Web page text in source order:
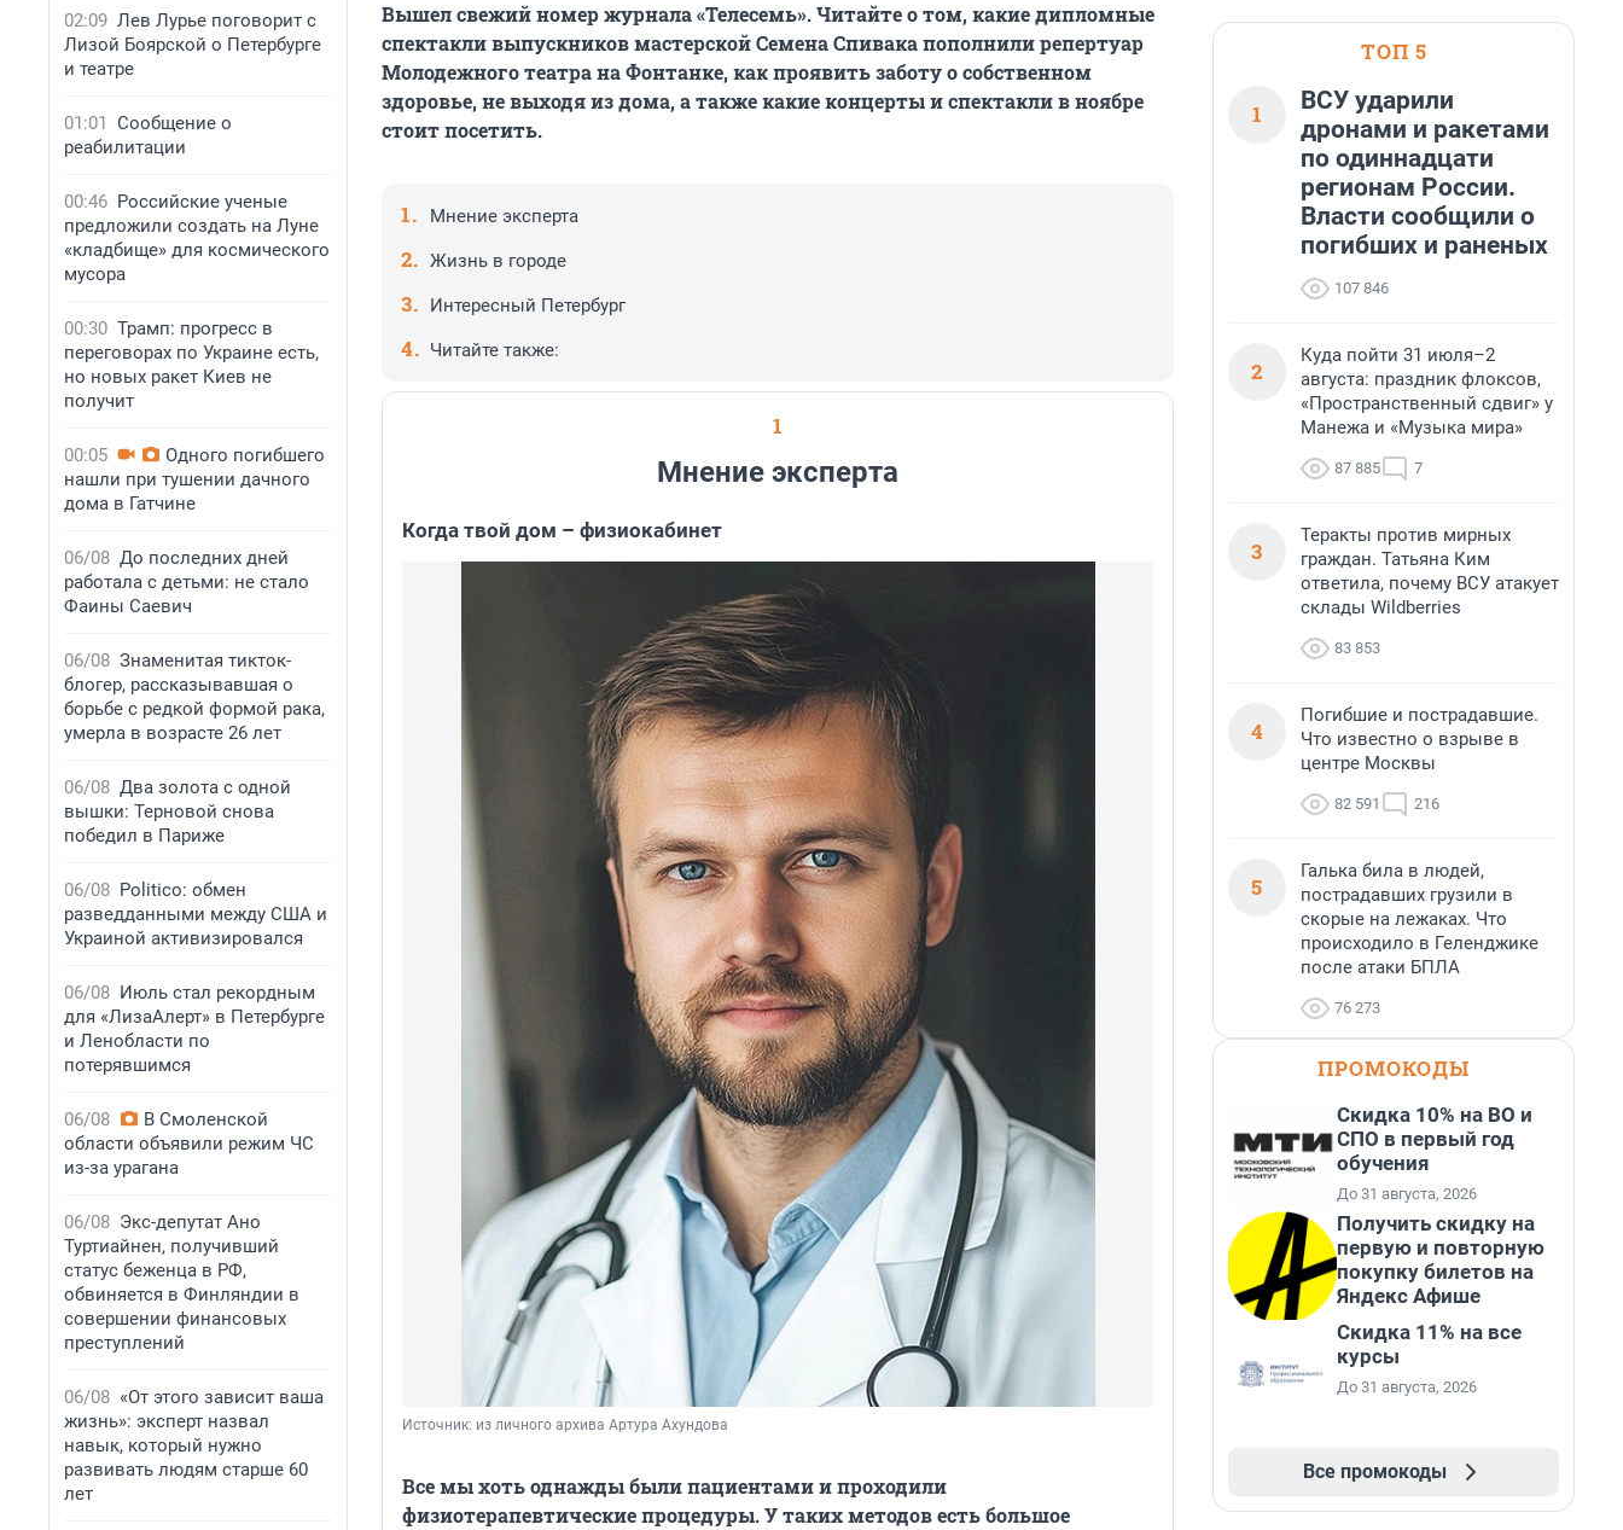
02:09 Лев Лурье поговорит с
Лизой Боярской о Петербурге
и театре
01:01 Сообщение о
реабилитации
00:46 Российские ученые
предложили создать на Луне
«кладбище» для космического
мусора
00:30 Трамп: прогресс в
переговорах по Украине есть,
но новых ракет Киев не
получит
00:05
Одного погибшего
нашли при тушении дачного
дома в Гатчине
06/08 До последних дней
работала с детьми: не стало
Фаины Саевич
06/08 Знаменитая тикток-
блогер, рассказывавшая о
борьбе с редкой формой рака,
умерла в возрасте 26 лет
06/08 Два золота с одной
вышки: Терновой снова
победил в Париже
06/08 Politico: обмен
разведданными между США и
Украиной активизировался
06/08 Июль стал рекордным
для «ЛизаАлерт» в Петербурге
и Ленобласти по
потерявшимся
06/08
В Смоленской
области объявили режим ЧС
из-за урагана
06/08 Экс-депутат Ано
Туртиайнен, получивший
статус беженца в РФ,
обвиняется в Финляндии в
совершении финансовых
преступлений
06/08 «От этого зависит ваша
жизнь»: эксперт назвал
навык, который нужно
развивать людям старше 60
лет
Вышел свежий номер журнала «Телесемь». Читайте о том, какие дипломные
спектакли выпускников мастерской Семена Спивака пополнили репертуар
Молодежного театра на Фонтанке, как проявить заботу о собственном
здоровье, не выходя из дома, а также какие концерты и спектакли в ноябре
стоит посетить.
Мнение эксперта
Жизнь в городе
Интересный Петербург
Читайте также:
1
Мнение эксперта
Когда твой дом – физиокабинет
Источник: из личного архива Артура Ахундова
Все мы хоть однажды были пациентами и проходили
физиотерапевтические процедуры. У таких методов есть большое
ТОП 5
1
ВСУ ударили
дронами и ракетами
по одиннадцати
регионам России.
Власти сообщили о
погибших и раненых
107 846
2
Куда пойти 31 июля–2
августа: праздник флоксов,
«Пространственный сдвиг» у
Манежа и «Музыка мира»
87 885 7
3
Теракты против мирных
граждан. Татьяна Ким
ответила, почему ВСУ атакует
склады Wildberries
83 853
4
Погибшие и пострадавшие.
Что известно о взрыве в
центре Москвы
82 591 216
5
Галька била в людей,
пострадавших грузили в
скорые на лежаках. Что
происходило в Геленджике
после атаки БПЛА
76 273
ПРОМОКОДЫ
Скидка 10% на ВО и
СПО в первый год
обучения
До 31 августа, 2026
Получить скидку на
первую и повторную
покупку билетов на
Яндекс Афише
Скидка 11% на все
курсы
До 31 августа, 2026
Все промокоды